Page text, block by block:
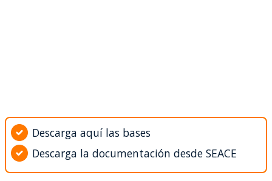
Descarga aquí las bases
Descarga la documentación desde SEACE